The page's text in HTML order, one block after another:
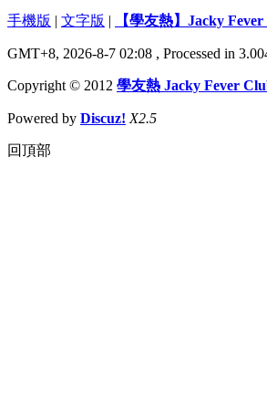
手機版 | 文字版 | 【學友熱】Jacky
GMT+8, 2026-8-7 02:08 , Processed in
Copyright © 2012 學友熱 Jacky Fever
Powered by Discuz! X2.5
回頂部